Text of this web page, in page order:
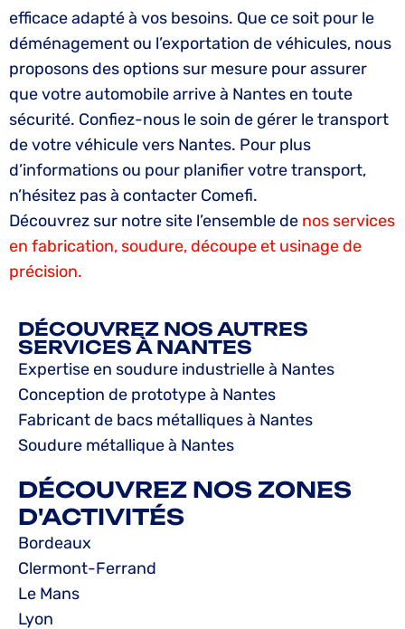
efficace adapté à vos besoins. Que ce soit pour le
déménagement ou l’exportation de véhicules, nous
proposons des options sur mesure pour assurer
que votre automobile arrive à Nantes en toute
sécurité. Confiez-nous le soin de gérer le transport
de votre véhicule vers Nantes. Pour plus
d’informations ou pour planifier votre transport,
n’hésitez pas à contacter Comefi.
Découvrez sur notre site l’ensemble de nos services
en fabrication, soudure, découpe et usinage de
précision.
DÉCOUVREZ NOS AUTRES
SERVICES À NANTES
Expertise en soudure industrielle à Nantes
Conception de prototype à Nantes
Fabricant de bacs métalliques à Nantes
Soudure métallique à Nantes
DÉCOUVREZ NOS ZONES
D'ACTIVITÉS
Bordeaux
Clermont-Ferrand
Le Mans
Lyon